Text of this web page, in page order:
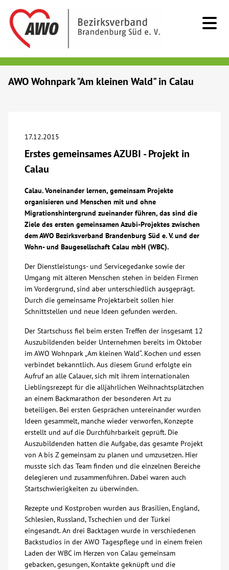
Beratung & Hilfe
Begegnung
Bildung
Über uns
Veranstaltungen
Spenden
Mitmachen
Karriere
Ausbildung
Glossar
Suche
Kontakt
AWO BB Süd
AWO Wohnpark "Am kleinen Wald" in Calau
17.12.2015
Erstes gemeinsames AZUBI - Projekt in
Calau
Calau. Voneinander lernen, gemeinsam Projekte
organisieren und Menschen mit und ohne
Migrationshintergrund zueinander führen, das sind die
Ziele des ersten gemeinsamen Azubi-Projektes zwischen
dem AWO Bezirksverband Brandenburg Süd e. V. und der
Wohn- und Baugesellschaft Calau mbH (WBC).
Der Dienstleistungs- und Servicegedanke sowie der
Umgang mit älteren Menschen stehen in beiden Firmen
im Vordergrund, sind aber unterschiedlich ausgeprägt.
Durch die gemeinsame Projektarbeit sollen hier
Schnittstellen und neue Ideen gefunden werden.
Der Startschuss fiel beim ersten Treffen der insgesamt 12
Auszubildenden beider Unternehmen bereits im Oktober
im AWO Wohnpark „Am kleinen Wald“. Kochen und essen
verbindet bekanntlich. Aus diesem Grund erfolgte ein
Aufruf an alle Calauer, sich mit ihrem internationalen
Lieblingsrezept für die alljährlichen Weihnachtsplätzchen
an einem Backmarathon der besonderen Art zu
beteiligen. Bei ersten Gesprächen untereinander wurden
Ideen gesammelt, manche wieder verworfen, Konzepte
erstellt und auf die Durchführbarkeit geprüft. Die
Auszubildenden hatten die Aufgabe, das gesamte Projekt
von A bis Z gemeinsam zu planen und umzusetzen. Hier
musste sich das Team finden und die einzelnen Bereiche
delegieren und zusammenführen. Dabei waren auch
Startschwierigkeiten zu überwinden.
Rezepte und Kostproben wurden aus Brasilien, England,
Schlesien, Russland, Tschechien und der Türkei
eingesandt. An drei Backtagen wurde in verschiedenen
Backstudios in der AWO Tagespflege und in einem freien
Laden der WBC im Herzen von Calau gemeinsam
gebacken, gesungen, Kontakte geknüpft und die